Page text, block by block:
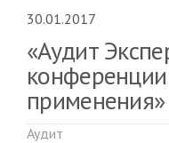
30.01.2017
«Аудит
применения»
Аудит